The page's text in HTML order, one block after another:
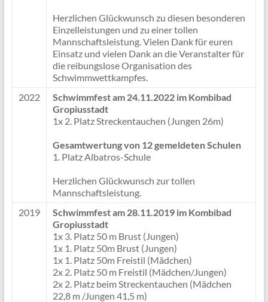
Herzlichen Glückwunsch zu diesen besonderen
Einzelleistungen und zu einer tollen
Mannschaftsleistung. Vielen Dank für euren
Einsatz und vielen Dank an die Veranstalter für
die reibungslose Organisation des
Schwimmwettkampfes.
2022
Schwimmfest am 24.11.2022 im Kombibad
Gropiusstadt
1x 2. Platz Streckentauchen (Jungen 26m)
Gesamtwertung von 12 gemeldeten Schulen
1. Platz Albatros-Schule
Herzlichen Glückwunsch zur tollen
Mannschaftsleistung.
2019
Schwimmfest am 28.11.2019 im Kombibad
Gropiusstadt
1x 3. Platz 50 m Brust (Jungen)
1x 1. Platz 50m Brust (Jungen)
1x 1. Platz 50m Freistil (Mädchen)
2x 2. Platz 50 m Freistil (Mädchen/Jungen)
2x 2. Platz beim Streckentauchen (Mädchen
22,8 m /Jungen 41,5 m)